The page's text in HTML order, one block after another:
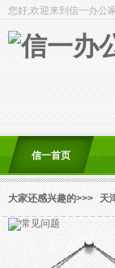
您好,欢迎来到信一办公
信一首页
大家还感兴趣的>>> 天